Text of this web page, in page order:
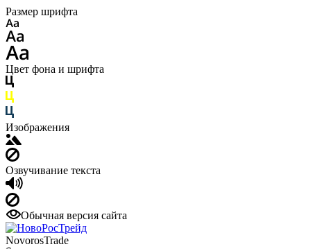
Размер шрифта
Цвет фона и шрифта
Изображения
Озвучивание текста
Обычная версия сайта
NovorosTrade